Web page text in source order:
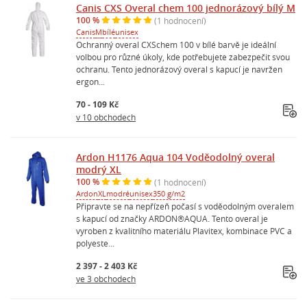
Canis CXS Overal chem 100 jednorázový bílý M
100 % (1 hodnocení)
CanisMbíléunisex
Ochranný overal CXSchem 100 v bílé barvě je ideální
volbou pro různé úkoly, kde potřebujete zabezpečit svou
ochranu. Tento jednorázový overal s kapucí je navržen
ergon...
70 - 109 Kč
v 10 obchodech
Ardon H1176 Aqua 104 Voděodolný overal
modrý XL
100 % (1 hodnocení)
ArdonXL modréunisex350 g/m2
Připravte se na nepřízeň počasí s voděodolným overalem
s kapucí od značky ARDON®AQUA. Tento overal je
vyroben z kvalitního materiálu Plavitex, kombinace PVC a
polyeste...
2 397 - 2 403 Kč
ve 3 obchodech